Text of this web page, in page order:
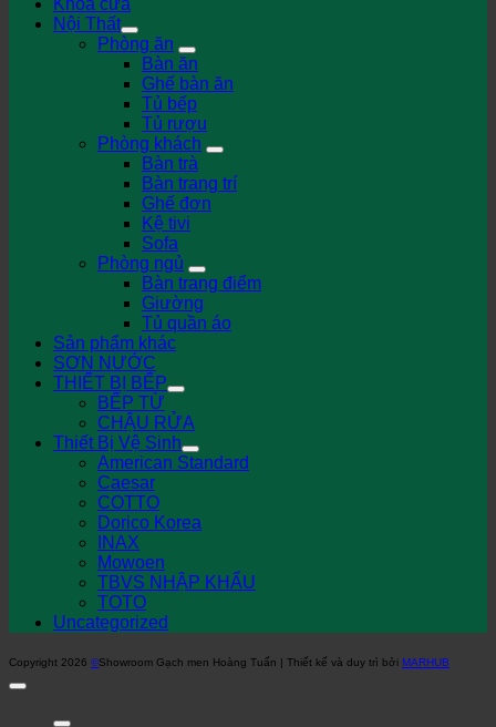
Khóa cửa
Nội Thất
Phòng ăn
Bàn ăn
Ghế bàn ăn
Tủ bếp
Tủ rượu
Phòng khách
Bàn trà
Bàn trang trí
Ghế đơn
Kệ tivi
Sofa
Phòng ngủ
Bàn trang điểm
Giường
Tủ quần áo
Sản phẩm khác
SƠN NƯỚC
THIẾT BỊ BẾP
BẾP TỪ
CHẬU RỬA
Thiết Bị Vệ Sinh
American Standard
Caesar
COTTO
Dorico Korea
INAX
Mowoen
TBVS NHẬP KHẨU
TOTO
Uncategorized
Copyright 2026 ©Showroom Gạch men Hoàng Tuấn | Thiết kế và duy trì bởi MARHUB